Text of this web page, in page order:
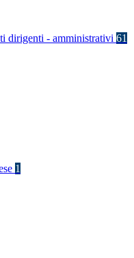
dirigenti - amministrativi 61
1